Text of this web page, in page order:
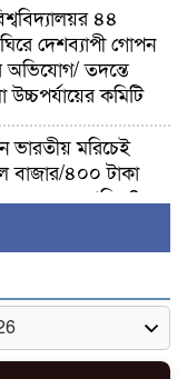
৪৪
দেশব্যাপী গোপন
অভিযোগ/ তদন্তে
কমিটি
ভারতীয় মরিচেই
বাজার/৪০০ টাকা
ধরে রেখেছিল?
ছিল সম্মিলিত,
উচিত ঐক্য ও
সীমান্তে জটলা